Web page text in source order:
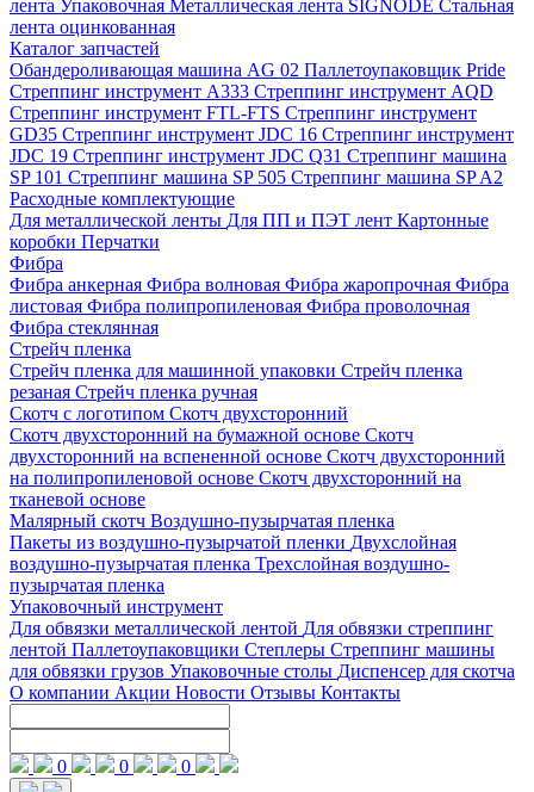
лента Упаковочная Металлическая лента SIGNODE Стальная
лента оцинкованная
Каталог запчастей
Обандероливающая машина AG 02 Паллетоупаковщик Pride
Стреппинг инструмент A333 Стреппинг инструмент AQD
Стреппинг инструмент FTL-FTS Стреппинг инструмент
GD35 Стреппинг инструмент JDC 16 Стреппинг инструмент
JDC 19 Стреппинг инструмент JDC Q31 Стреппинг машина
SP 101 Стреппинг машина SP 505 Стреппинг машина SP A2
Расходные комплектующие
Для металлической ленты Для ПП и ПЭТ лент Картонные
коробки Перчатки
Фибра
Фибра анкерная Фибра волновая Фибра жаропрочная Фибра
листовая Фибра полипропиленовая Фибра проволочная
Фибра стеклянная
Стрейч пленка
Стрейч пленка для машинной упаковки Стрейч пленка
резаная Стрейч пленка ручная
Скотч с логотипом Скотч двухсторонний
Скотч двухсторонний на бумажной основе Скотч
двухсторонний на вспененной основе Скотч двухсторонний
на полипропиленовой основе Скотч двухсторонний на
тканевой основе
Малярный скотч Воздушно-пузырчатая пленка
Пакеты из воздушно-пузырчатой пленки Двухслойная
воздушно-пузырчатая пленка Трехслойная воздушно-
пузырчатая пленка
Упаковочный инструмент
Для обвязки металлической лентой Для обвязки стреппинг
лентой Паллетоупаковщики Степлеры Стреппинг машины
для обвязки грузов Упаковочные столы Диспенсер для скотча
О компании Акции Новости Отзывы Контакты
0 0 0